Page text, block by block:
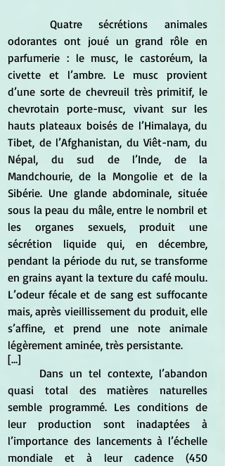
Quatre sécrétions animales
odorantes ont joué un grand rôle en
parfumerie : le musc, le castoréum, la
civette et l’ambre. Le musc provient
d’une sorte de chevreuil très primitif, le
chevrotain porte-musc, vivant sur les
hauts plateaux boisés de l’Himalaya, du
Tibet, de l’Afghanistan, du Viêt-nam, du
Népal, du sud de l’Inde, de la
Mandchourie, de la Mongolie et de la
Sibérie. Une glande abdominale, située
sous la peau du mâle, entre le nombril et
les organes sexuels, produit une
sécrétion liquide qui, en décembre,
pendant la période du rut, se transforme
en grains ayant la texture du café moulu.
L’odeur fécale et de sang est suffocante
mais, après vieillissement du produit, elle
s’affine, et prend une note animale
légèrement aminée, très persistante.
[...]
Dans un tel contexte, l’abandon
quasi total des matières naturelles
semble programmé. Les conditions de
leur production sont inadaptées à
l’importance des lancements à l’échelle
mondiale et à leur cadence (450